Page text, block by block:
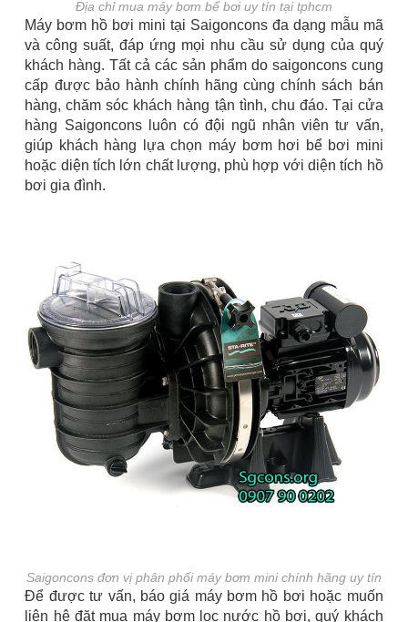
Địa chỉ mua máy bơm bể bơi uy tín tại tphcm
Máy bơm hồ bơi mini tại Saigoncons đa dạng mẫu mã
và công suất, đáp ứng mọi nhu cầu sử dụng của quý
khách hàng. Tất cả các sản phẩm do saigoncons cung
cấp được bảo hành chính hãng cùng chính sách bán
hàng, chăm sóc khách hàng tận tình, chu đáo. Tại cửa
hàng Saigoncons luôn có đội ngũ nhân viên tư vấn,
giúp khách hàng lựa chọn máy bơm hơi bể bơi mini
hoặc diện tích lớn chất lượng, phù hợp với diện tích hồ
bơi gia đình.
Saigoncons đơn vị phân phối máy bơm mini chính hãng uy tín
Để được tư vấn, báo giá máy bơm hồ bơi hoặc muốn
liên hệ đặt mua máy bơm lọc nước hồ bơi, quý khách